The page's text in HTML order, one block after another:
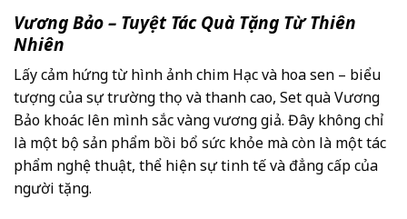
Vương Bảo – Tuyệt Tác Quà Tặng Từ Thiên
Nhiên
Lấy cảm hứng từ hình ảnh chim Hạc và hoa sen – biểu
tượng của sự trường thọ và thanh cao, Set quà Vương
Bảo khoác lên mình sắc vàng vương giả. Đây không chỉ
là một bộ sản phẩm bồi bổ sức khỏe mà còn là một tác
phẩm nghệ thuật, thể hiện sự tinh tế và đẳng cấp của
người tặng.